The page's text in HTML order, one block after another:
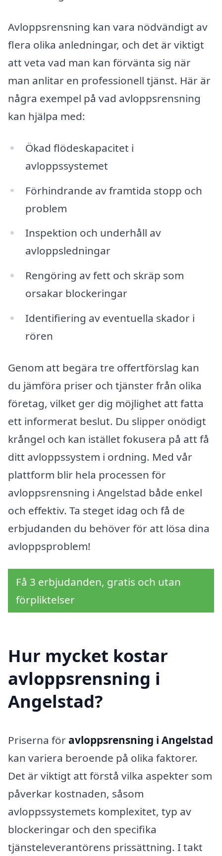
Avloppsrensning kan vara nödvändigt av
flera olika anledningar, och det är viktigt
att veta vad man kan förvänta sig när
man anlitar en professionell tjänst. Här är
några exempel på vad avloppsrensning
kan hjälpa med:
Ökad flödeskapacitet i
avloppssystemet
Förhindrande av framtida stopp och
problem
Inspektion och underhåll av
avloppsledningar
Rengöring av fett och skräp som
orsakar blockeringar
Identifiering av eventuella skador i
rören
Genom att begära tre offertförslag kan
du jämföra priser och tjänster från olika
företag, vilket ger dig möjlighet att fatta
ett informerat beslut. Du slipper onödigt
krångel och kan istället fokusera på att få
ditt avloppssystem i ordning. Med vår
plattform blir hela processen för
avloppsrensning i Angelstad både enkel
och effektiv. Ta steget idag och få de
erbjudanden du behöver för att lösa dina
avloppsproblem!
Få 3 erbjudanden, gratis och utan
förpliktelser
Hur mycket kostar
avloppsrensning i
Angelstad?
Priserna för avloppsrensning i Angelstad
kan variera beroende på olika faktorer.
Det är viktigt att förstå vilka aspekter som
påverkar kostnaden, såsom
avloppssystemets komplexitet, typ av
blockeringar och den specifika
tjänsteleverantörens prissättning. I takt